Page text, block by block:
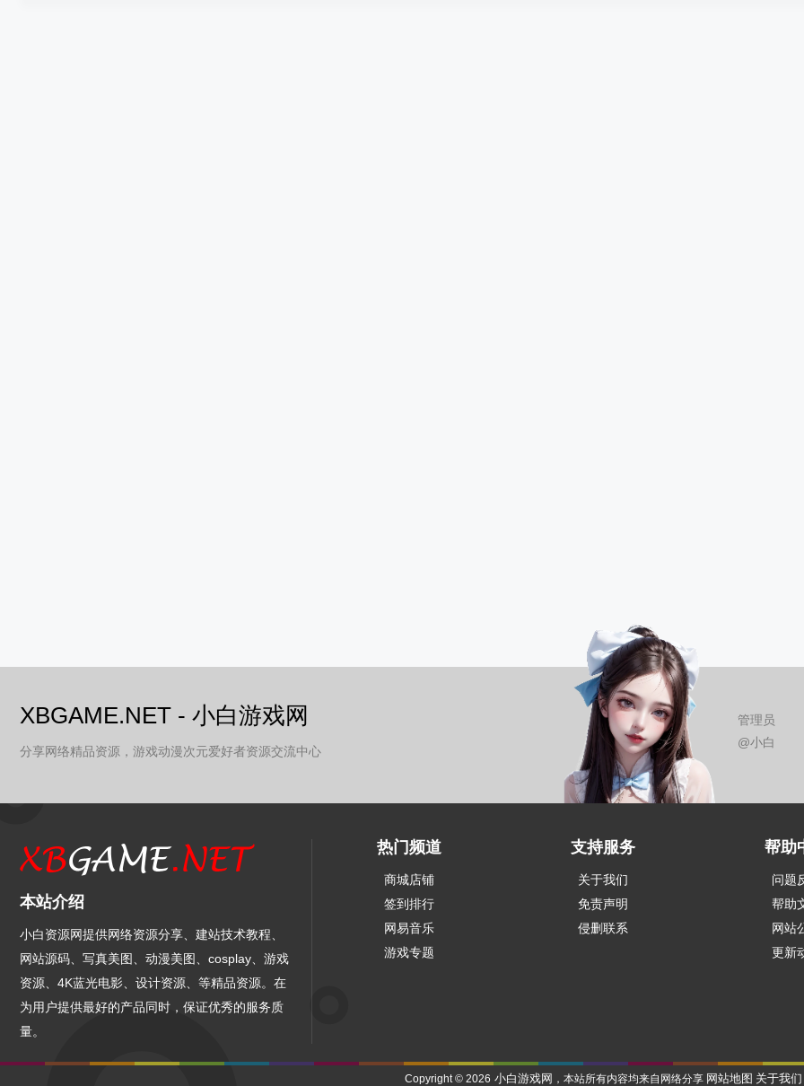
XBGAME.NET - 小白游戏网
分享网络精品资源，游戏动漫次元爱好者资源交流中心
管理员
@小白
本站介绍
小白资源网提供网络资源分享、建站技术教程、
网站源码、写真美图、动漫美图、cosplay、游戏
资源、4K蓝光电影、设计资源、等精品资源。在
为用户提供最好的产品同时，保证优秀的服务质
量。
热门频道
商城店铺
签到排行
网易音乐
游戏专题
支持服务
关于我们
免责声明
侵删联系
帮助
问题
帮助
网站
更新
Copyright © 2026 小白游戏网 ，本站所有内容均来自网络分享 网站地图 关于我们